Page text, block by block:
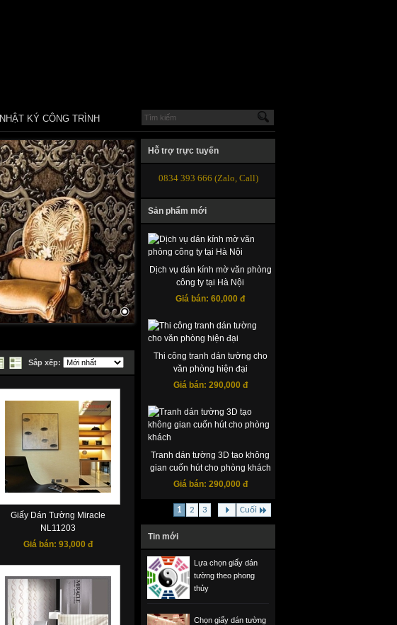
NHẬT KÝ CÔNG TRÌNH
Sắp xếp:
Giấy Dán Tường Miracle
NL11203
Giá bán: 93,000 đ
Hỗ trợ trực tuyến
0834 393 666 (Zalo, Call)
Sản phẩm mới
Dịch vụ dán kính mờ văn phòng
công ty tại Hà Nội
Giá bán: 60,000 đ
Thi công tranh dán tường cho
văn phòng hiện đại
Giá bán: 290,000 đ
Tranh dán tường 3D tạo không
gian cuốn hút cho phòng khách
Giá bán: 290,000 đ
1 2 3 Cuối
Tin mới
Lựa chọn giấy dán
tường theo phong
thủy
Chọn giấy dán tường